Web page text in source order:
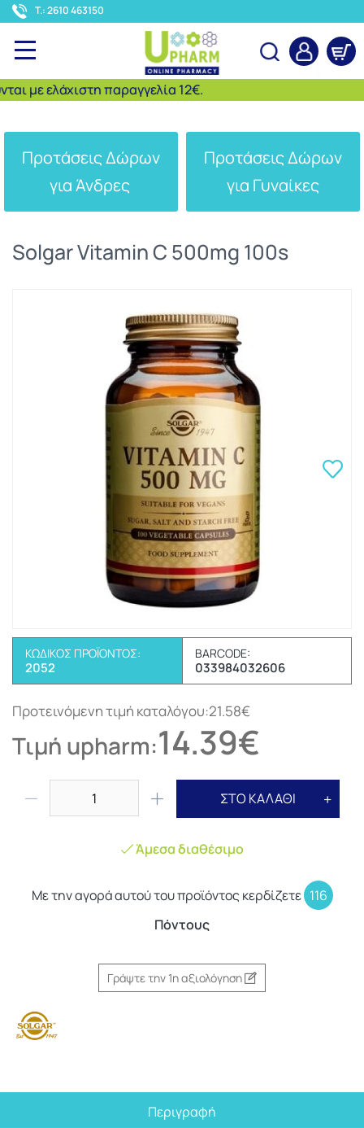
T.: 2610 463150
ελάχιστη παραγγελία 12€.
Αναζήτηση
Προτάσεις Δώρων
για Άνδρες
Προτάσεις Δώρων
για Γυναίκες
Solgar Vitamin C 500mg 100s
ΚΩΔΙΚΌΣ ΠΡΟΪΌΝΤΟΣ:
2052
BARCODE:
033984032606
Προτεινόμενη τιμή καταλόγου:21.58€
Τιμή upharm:14.39€
ΣΤΟ ΚΑΛΑΘΙ
Άμεσα διαθέσιμο
Με την αγορά αυτού του προϊόντος κερδίζετε 116
Πόντους
Γράψτε την 1η αξιολόγηση
Περιγραφή